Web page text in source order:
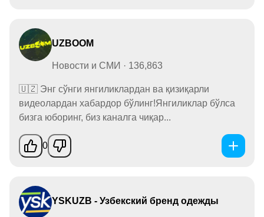
UZBOOM
Новости и СМИ · 136,863
🇺🇿 Энг сўнги янгиликлардан ва қизиқарли
видеолардан хабардор бўлинг!Янгиликлар бўлса
бизга юборинг, биз каналга чиқар...
0
YSKUZB - Узбекский бренд одежды